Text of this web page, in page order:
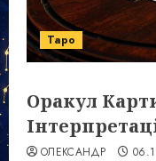
Таро
Оракул
ОЛЕКСАНДР